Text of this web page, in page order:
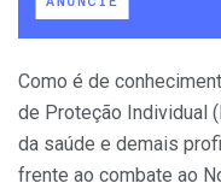
Como é de
de Proteção Individual
da saúde e demais
frente ao combate ao